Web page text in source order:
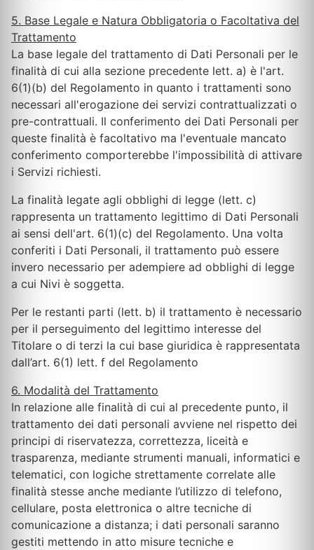
5. Base Legale e Natura Obbligatoria o Facoltativa del
Trattamento
La base legale del trattamento di Dati Personali per le
finalità di cui alla sezione precedente lett. a) è l'art.
6(1)(b) del Regolamento in quanto i trattamenti sono
necessari all'erogazione dei servizi contrattualizzati o
pre-contrattuali. Il conferimento dei Dati Personali per
queste finalità è facoltativo ma l'eventuale mancato
conferimento comporterebbe l'impossibilità di attivare
i Servizi richiesti.
La finalità legate agli obblighi di legge (lett. c)
rappresenta un trattamento legittimo di Dati Personali
ai sensi dell'art. 6(1)(c) del Regolamento. Una volta
conferiti i Dati Personali, il trattamento può essere
invero necessario per adempiere ad obblighi di legge
a cui Nivi è soggetta.
Per le restanti parti (lett. b) il trattamento è necessario
per il perseguimento del legittimo interesse del
Titolare o di terzi la cui base giuridica è rappresentata
dall’art. 6(1) lett. f del Regolamento
6. Modalità del Trattamento
In relazione alle finalità di cui al precedente punto, il
trattamento dei dati personali avviene nel rispetto dei
principi di riservatezza, correttezza, liceità e
trasparenza, mediante strumenti manuali, informatici e
telematici, con logiche strettamente correlate alle
finalità stesse anche mediante l’utilizzo di telefono,
cellulare, posta elettronica o altre tecniche di
comunicazione a distanza; i dati personali saranno
gestiti mettendo in atto misure tecniche e